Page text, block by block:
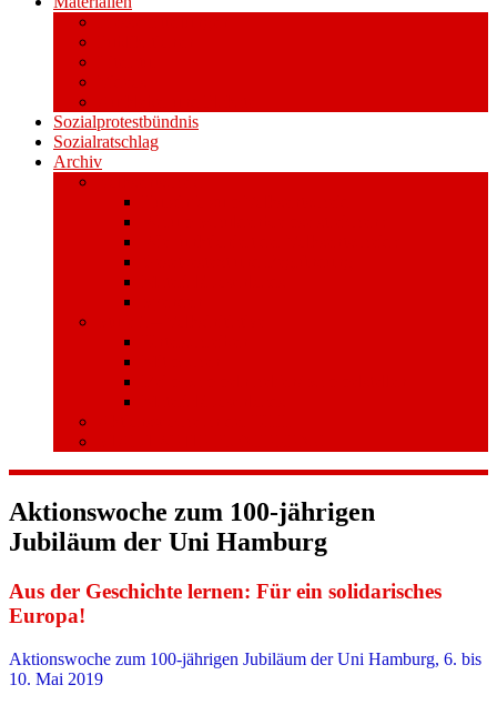
Sozialprotestbündnis
Sozialratschlag
Archiv
Aktionswoche zum 100-jährigen
Jubiläum der Uni Hamburg
Aus der Geschichte lernen: Für ein solidarisches
Europa!
Aktionswoche zum 100-jährigen Jubiläum der Uni Hamburg, 6. bis
10. Mai 2019